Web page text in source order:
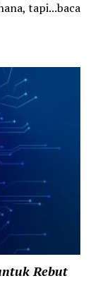
tapi...baca
Rebut